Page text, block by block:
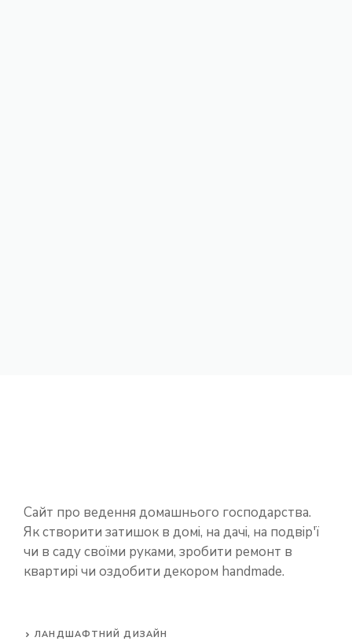
Сайт про ведення домашнього господарства.
Як створити затишок в домі, на дачі, на подвір'ї
чи в саду своїми руками, зробити ремонт в
квартирі чи оздобити декором handmade.
ЛАНДШАФТНИЙ ДИЗАЙН